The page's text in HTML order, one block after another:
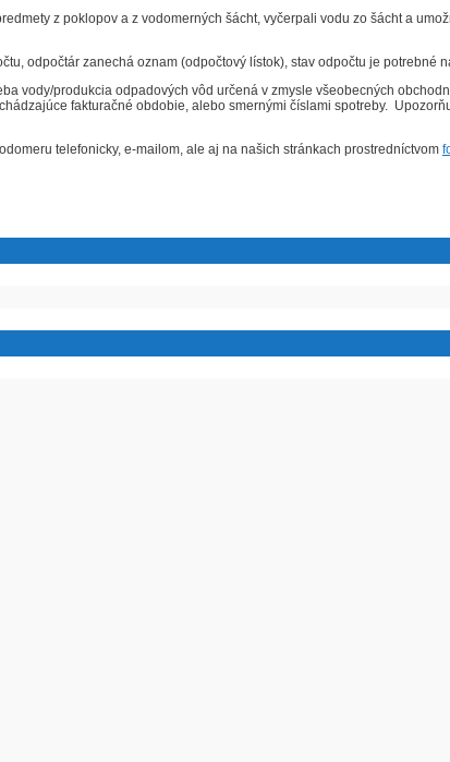
z poklopov a z vodomerných šácht, vyčerpali vodu zo šácht a
odpočtár zanechá oznam (odpočtový lístok), stav odpočtu je
vody/produkcia odpadových vôd určená v zmysle všeobecných
fakturačné obdobie, alebo smernými číslami spotreby.
telefonicky, e-mailom, ale aj na našich stránkach prostredníctvom